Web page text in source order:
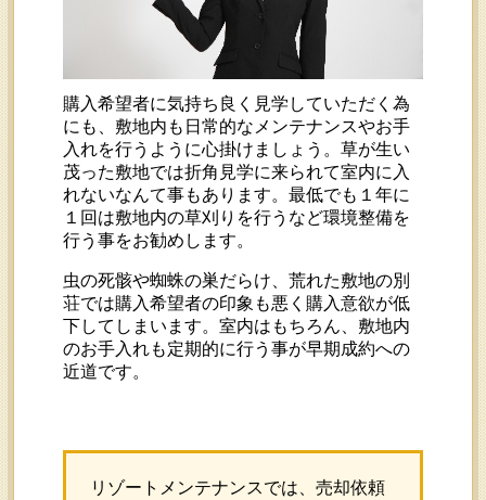
購入希望者に気持ち良く見学していただく為
にも、敷地内も日常的なメンテナンスやお手
入れを行うように心掛けましょう。草が生い
茂った敷地では折角見学に来られて室内に入
れないなんて事もあります。最低でも１年に
１回は敷地内の草刈りを行うなど環境整備を
行う事をお勧めします。
虫の死骸や蜘蛛の巣だらけ、荒れた敷地の別
荘では購入希望者の印象も悪く購入意欲が低
下してしまいます。室内はもちろん、敷地内
のお手入れも定期的に行う事が早期成約への
近道です。
リゾートメンテナンスでは、売却依頼